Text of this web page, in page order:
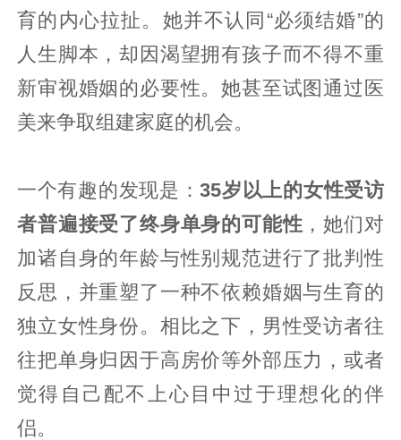
育的内心拉扯。她并不认同“必须结婚”的
人生脚本，却因渴望拥有孩子而不得不重
新审视婚姻的必要性。她甚至试图通过医
美来争取组建家庭的机会。
一个有趣的发现是：35岁以上的女性受访
者普遍接受了终身单身的可能性 ，她们对
加诸自身的年龄与性别规范进行了批判性
反思，并重塑了一种不依赖婚姻与生育的
独立女性身份。相比之下，男性受访者往
往把单身归因于高房价等外部压力，或者
觉得自己配不上心目中过于理想化的伴
侣。